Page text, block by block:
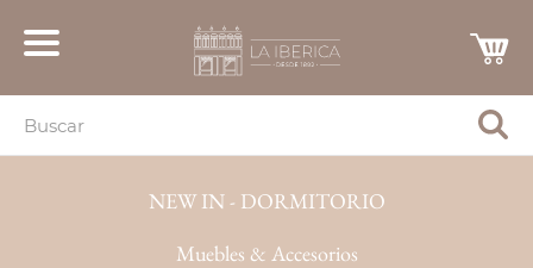
NEW IN - DORMITORIO
Muebles & Accesorios